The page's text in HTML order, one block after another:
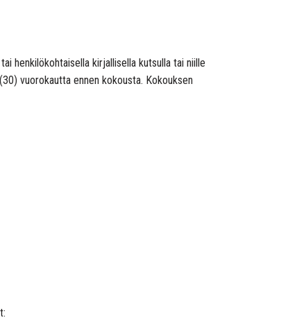
henkilökohtaisella kirjallisella kutsulla tai niille
vuorokautta ennen kokousta. Kokouksen